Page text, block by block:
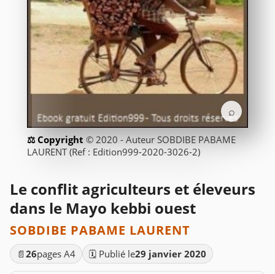
⌕
© 2020 - Auteur SOBDIBE PABAME
LAURENT (Ref : Edition999-2020-3026-2)
Le conflit agriculteurs et éleveurs
dans le Mayo kebbi ouest
SOBDIBE PABAME LAURENT
📄 26pages A4 🗓️ Publié le29 janvier 2020